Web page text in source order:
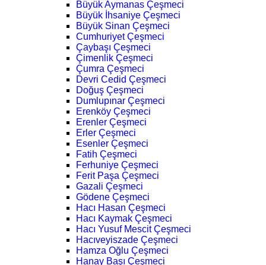
Büyük Aymanas Çeşmeci
Büyük İhsaniye Çeşmeci
Büyük Sinan Çeşmeci
Cumhuriyet Çeşmeci
Çaybaşı Çeşmeci
Çimenlik Çeşmeci
Çumra Çeşmeci
Devri Cedid Çeşmeci
Doğuş Çeşmeci
Dumlupınar Çeşmeci
Erenköy Çeşmeci
Erenler Çeşmeci
Erler Çeşmeci
Esenler Çeşmeci
Fatih Çeşmeci
Ferhuniye Çeşmeci
Ferit Paşa Çeşmeci
Gazali Çeşmeci
Gödene Çeşmeci
Hacı Hasan Çeşmeci
Hacı Kaymak Çeşmeci
Hacı Yusuf Mescit Çeşmeci
Hacıveyiszade Çeşmeci
Hamza Oğlu Çeşmeci
Hanay Başı Çeşmeci